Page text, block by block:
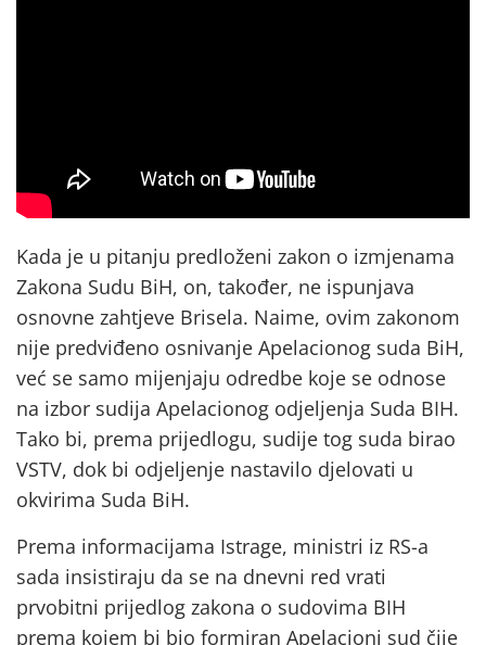
Kada je u pitanju predloženi zakon o izmjenama
Zakona Sudu BiH, on, također, ne ispunjava
osnovne zahtjeve Brisela. Naime, ovim zakonom
nije predviđeno osnivanje Apelacionog suda BiH,
već se samo mijenjaju odredbe koje se odnose
na izbor sudija Apelacionog odjeljenja Suda BIH.
Tako bi, prema prijedlogu, sudije tog suda birao
VSTV, dok bi odjeljenje nastavilo djelovati u
okvirima Suda BiH.
Prema informacijama Istrage, ministri iz RS-a
sada insistiraju da se na dnevni red vrati
prvobitni prijedlog zakona o sudovima BIH
prema kojem bi bio formiran Apelacioni sud čije